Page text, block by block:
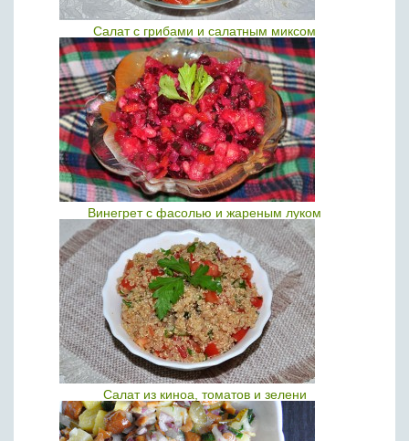
Салат с грибами и салатным миксом
Винегрет с фасолью и жареным луком
Салат из киноа, томатов и зелени